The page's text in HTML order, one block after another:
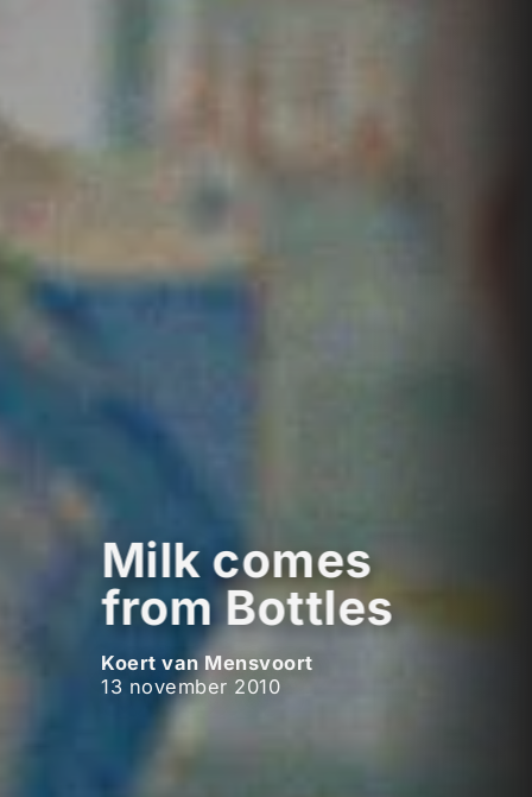
Milk comes
from Bottles
Koert van Mensvoort
13 november 2010